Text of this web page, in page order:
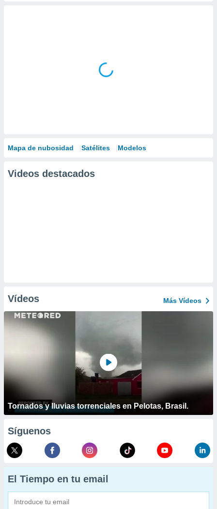
Mapa de nubosidad Satélites Modelos
Videos destacados
Vídeos Más Vídeos
Tornados y lluvias torrenciales en Pelotas, Brasil.
Síguenos
El Tiempo en tu email